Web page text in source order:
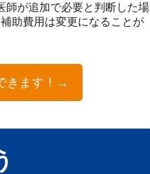
師が追加で必要と判断した場
助費用は変更になることが
きます！→